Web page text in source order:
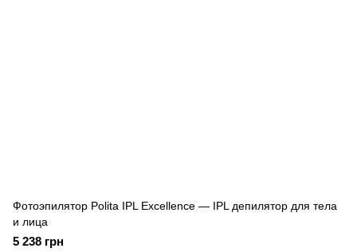
Фотоэпилятор Polita IPL Excellence — IPL депилятор для тела
и лица
5 238 грн